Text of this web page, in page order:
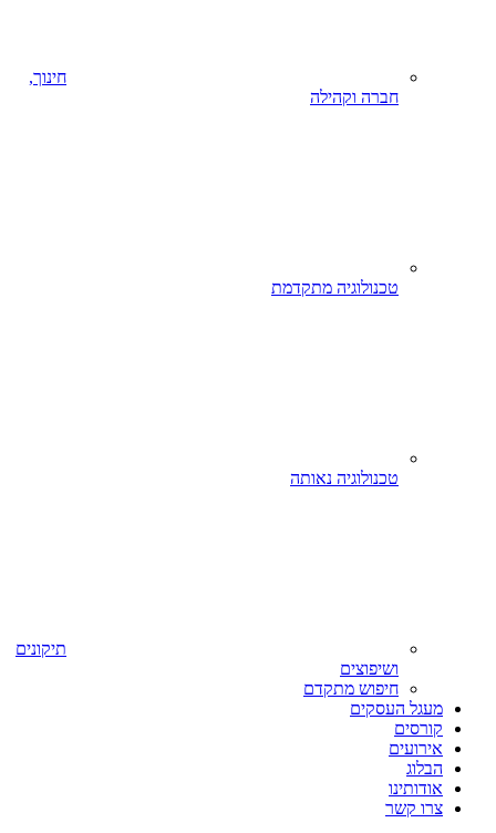
חינוך,
חברה וקהילה
טכנולוגיה מתקדמת
טכנולוגיה נאותה
תיקונים
ושיפוצים
חיפוש מתקדם
מעגל העסקים
קורסים
אירועים
הבלוג
אודותינו
צרו קשר